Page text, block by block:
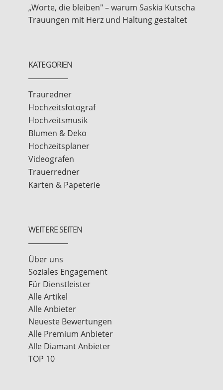
„Worte, die bleiben" – warum Saskia Kutscha
Trauungen mit Herz und Haltung gestaltet
KATEGORIEN
Trauredner
Hochzeitsfotograf
Hochzeitsmusik
Blumen & Deko
Hochzeitsplaner
Videografen
Trauerredner
Karten & Papeterie
WEITERE SEITEN
Über uns
Soziales Engagement
Für Dienstleister
Alle Artikel
Alle Anbieter
Neueste Bewertungen
Alle Premium Anbieter
Alle Diamant Anbieter
TOP 10